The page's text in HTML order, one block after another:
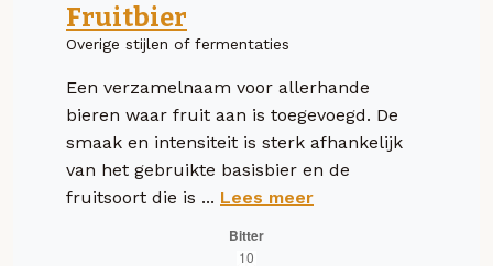
Fruitbier
Overige stijlen of fermentaties
Een verzamelnaam voor allerhande
bieren waar fruit aan is toegevoegd. De
smaak en intensiteit is sterk afhankelijk
van het gebruikte basisbier en de
fruitsoort die is ... Lees meer